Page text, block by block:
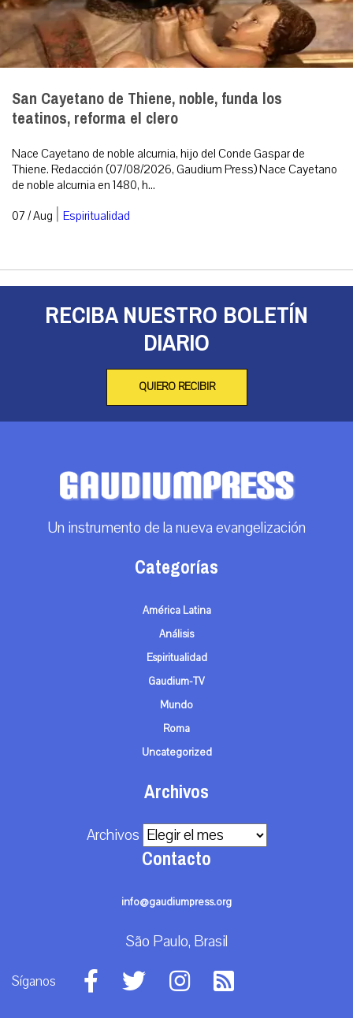
San Cayetano de Thiene, noble, funda los
teatinos, reforma el clero
Nace Cayetano de noble alcurnia, hijo del Conde Gaspar de
Thiene. Redacción (07/08/2026, Gaudium Press) Nace Cayetano
de noble alcurnia en 1480, h...
07 / Aug | Espiritualidad
RECIBA NUESTRO BOLETÍN
DIARIO
QUIERO RECIBIR
Un instrumento de la nueva evangelización
Categorías
América Latina
Análisis
Espiritualidad
Gaudium-TV
Mundo
Roma
Uncategorized
Archivos
Archivos
Contacto
info@gaudiumpress.org
São Paulo, Brasil
Síganos